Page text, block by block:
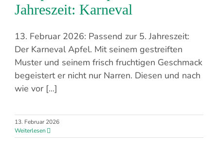
Jahreszeit: Karneval
13. Februar 2026: Passend zur 5. Jahreszeit:
Der Karneval Apfel. Mit seinem gestreiften
Muster und seinem frisch fruchtigen Geschmack
begeistert er nicht nur Narren. Diesen und nach
wie vor [...]
13. Februar 2026
Weiterlesen